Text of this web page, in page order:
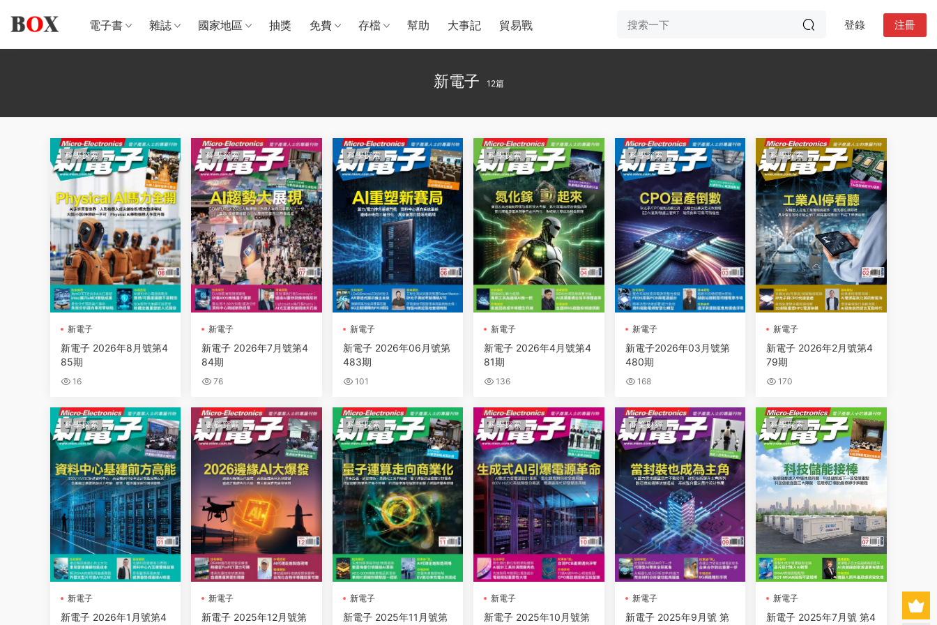
電子書 雜誌 國家地區 抽獎 免費 存檔 幫助 大事記 貿易戰 登錄 注冊
新電子 12篇
科學探索
新電子
新電子 2026年8月號第4
85期
16
科學探索
新電子
新電子 2026年7月號第4
84期
76
科學探索
新電子
新電子 2026年06月號第
483期
101
科學探索
新電子
新電子 2026年4月號第4
81期
136
科學探索
新電子
新電子2026年03月號第
480期
168
科學探索
新電子
新電子 2026年2月號第4
79期
170
科學探索
新電子
新電子 2026年1月號第4
數碼穿戴
新電子
新電子 2025年12月號第
科學探索
新電子
新電子 2025年11月號第
科學探索
新電子
新電子 2025年10月號第
商業财經
新電子
新電子 2025年9月號 第
科學探索
新電子
新電子 2025年7月號 第4